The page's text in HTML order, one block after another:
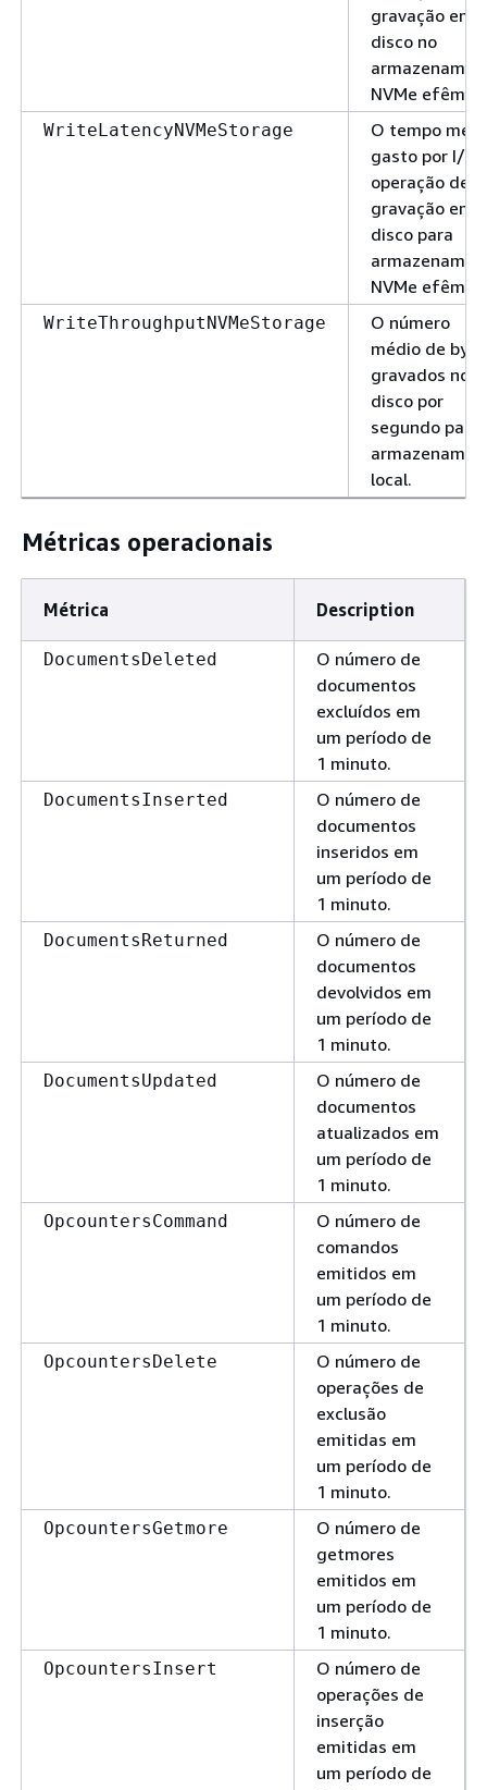
gravação em
disco no
NVMe
WriteLatencyNVMeStorage
O tempo
gasto por I/O
operação de
gravação em
disco para
NVMe
WriteThroughputNVMeStorage
O número
médio de
gravados no
disco por
segundo para
local.
Métricas operacionais
Métrica Description
DocumentsDeleted
O número de
documentos
excluídos em
um período de
1 minuto.
DocumentsInserted
O número de
documentos
inseridos em
um período de
1 minuto.
DocumentsReturned
O número de
documentos
devolvidos em
um período de
1 minuto.
DocumentsUpdated
O número de
documentos
atualizados em
um período de
1 minuto.
OpcountersCommand
O número de
comandos
emitidos em
um período de
1 minuto.
OpcountersDelete
O número de
operações de
exclusão
emitidas em
um período de
1 minuto.
OpcountersGetmore
O número de
getmores
emitidos em
um período de
1 minuto.
OpcountersInsert
O número de
operações de
inserção
emitidas em
um período de